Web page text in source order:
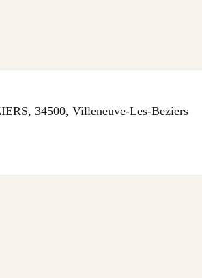
34500, Villeneuve-Les-Beziers